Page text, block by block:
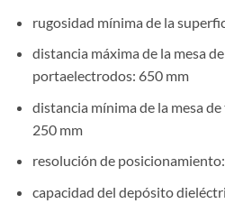
rugosidad mínima de la
distancia máxima de la mesa
portaelectrodos: 650 mm
distancia mínima de la mesa
250 mm
resolución de
capacidad del depósito